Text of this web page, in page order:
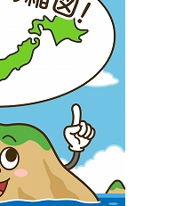
大学院の資料請求
大学入学共通テスト「受験案
内」の請求